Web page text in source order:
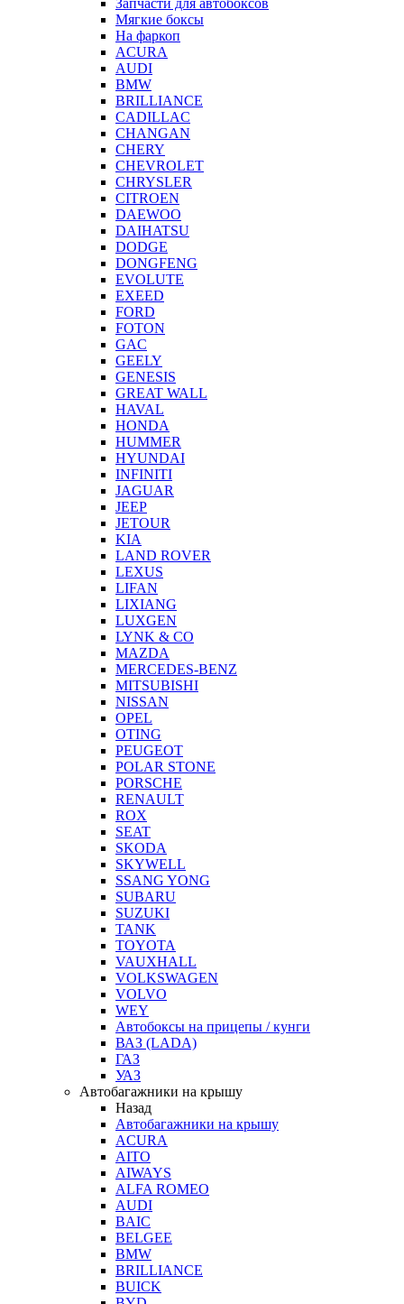
Запчасти для автобоксов
Мягкие боксы
На фаркоп
ACURA
AUDI
BMW
BRILLIANCE
CADILLAC
CHANGAN
CHERY
CHEVROLET
CHRYSLER
CITROEN
DAEWOO
DAIHATSU
DODGE
DONGFENG
EVOLUTE
EXEED
FORD
FOTON
GAC
GEELY
GENESIS
GREAT WALL
HAVAL
HONDA
HUMMER
HYUNDAI
INFINITI
JAGUAR
JEEP
JETOUR
KIA
LAND ROVER
LEXUS
LIFAN
LIXIANG
LUXGEN
LYNK & CO
MAZDA
MERCEDES-BENZ
MITSUBISHI
NISSAN
OPEL
OTING
PEUGEOT
POLAR STONE
PORSCHE
RENAULT
ROX
SEAT
SKODA
SKYWELL
SSANG YONG
SUBARU
SUZUKI
TANK
TOYOTA
VAUXHALL
VOLKSWAGEN
VOLVO
WEY
Автобоксы на прицепы / кунги
ВАЗ (LADA)
ГАЗ
УАЗ
Автобагажники на крышу
Назад
Автобагажники на крышу
ACURA
AITO
AIWAYS
ALFA ROMEO
AUDI
BAIC
BELGEE
BMW
BRILLIANCE
BUICK